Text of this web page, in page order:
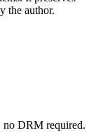
the author.
DRM required.